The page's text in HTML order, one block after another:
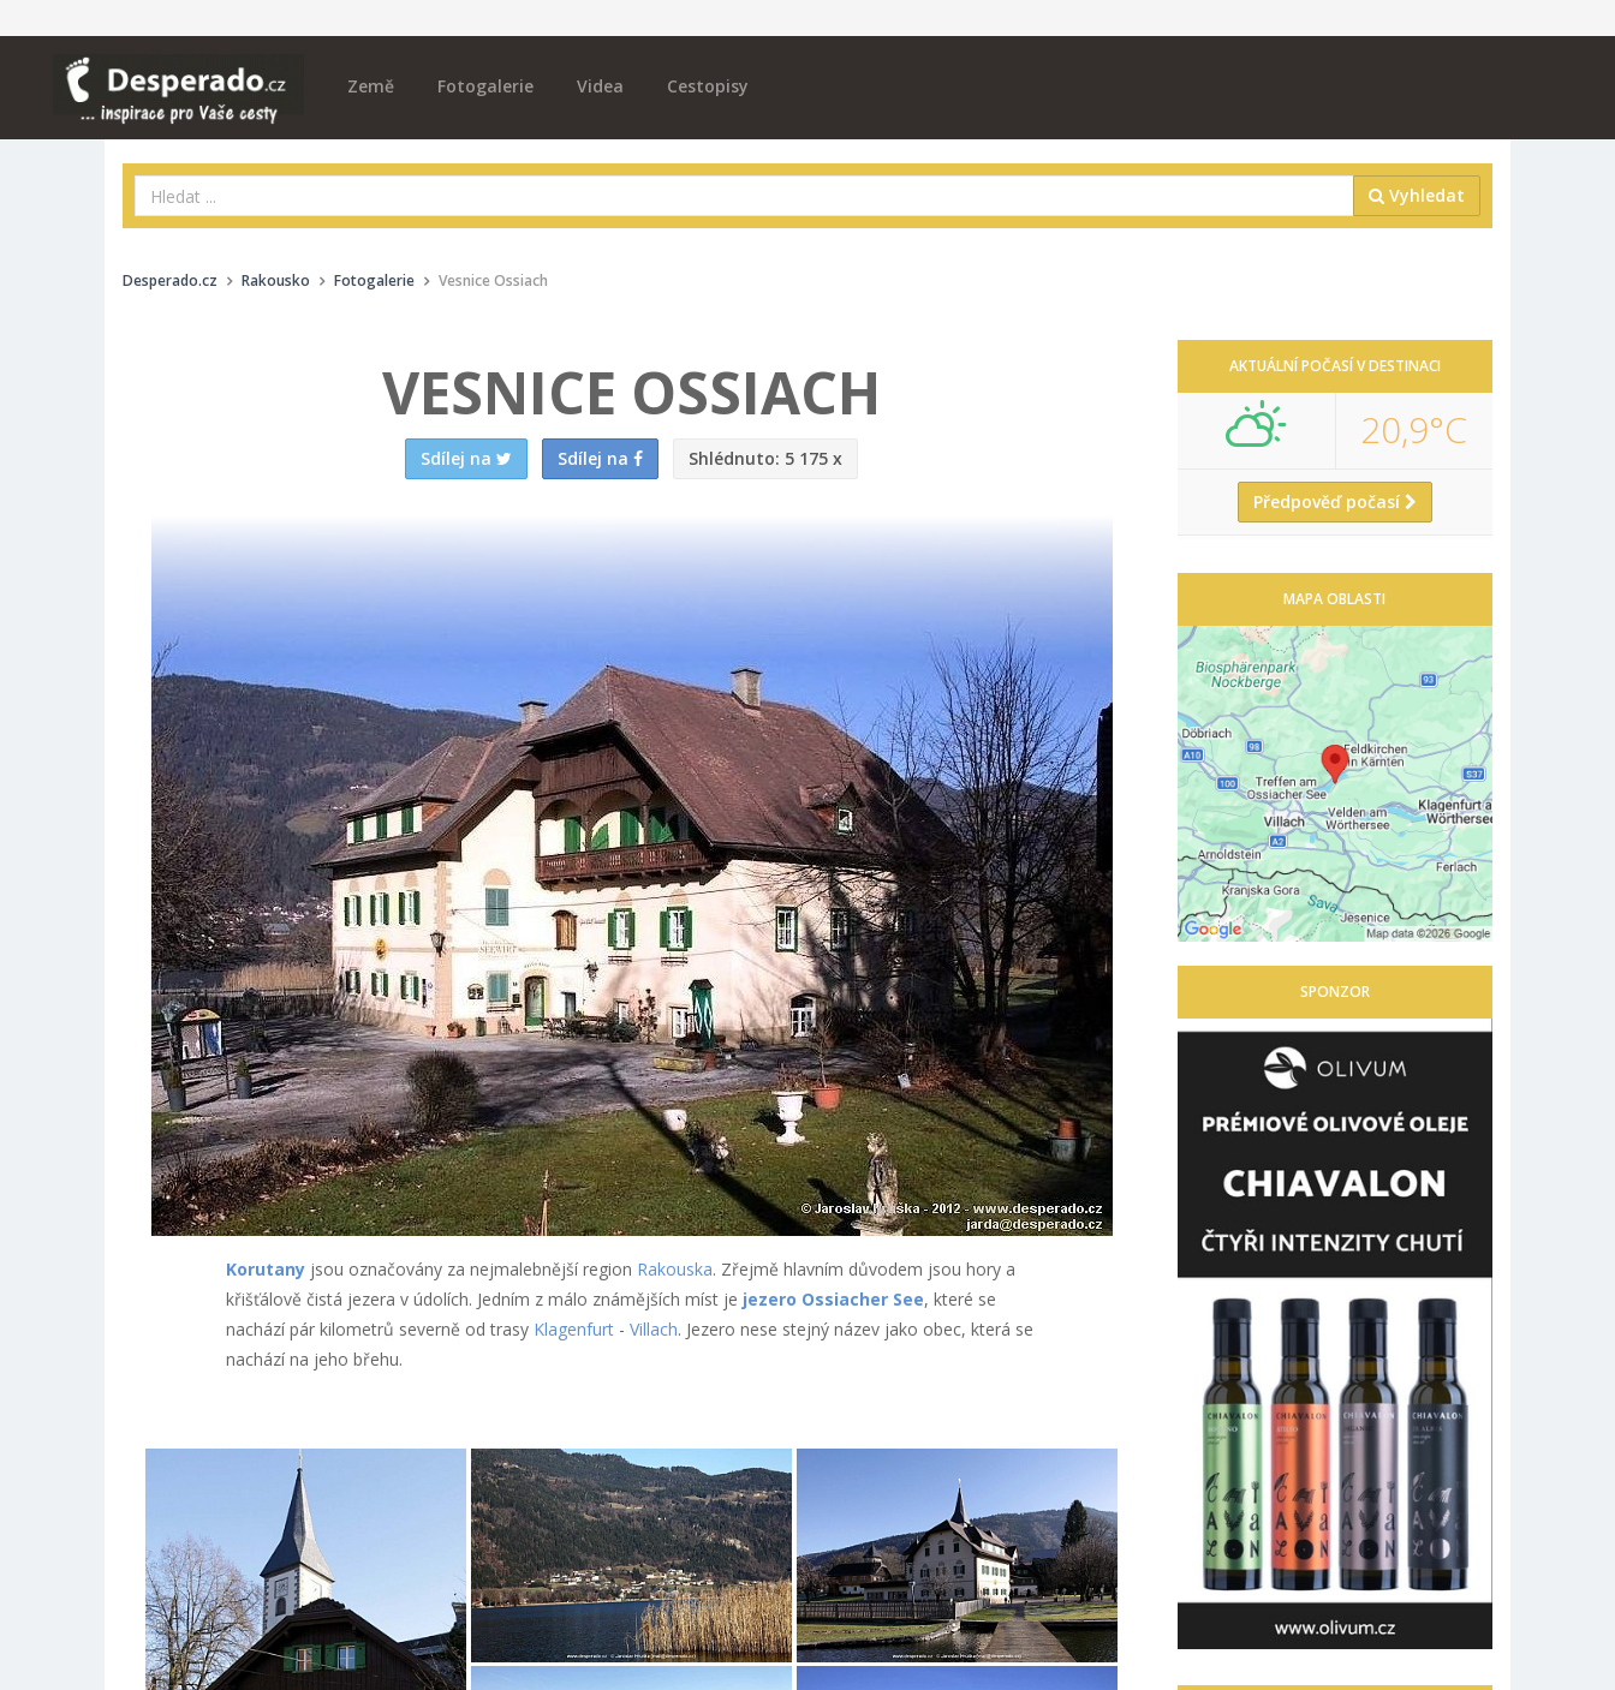
Země Fotogalerie Videa Cestopisy
Vyhledat
Desperado.cz Rakousko Fotogalerie Vesnice Ossiach
VESNICE OSSIACH
Sdílej na Sdílej na Shlédnuto: 5 175 x
Korutanyjsou označovány za nejmalebnější region Rakouska. Zřejmě hlavním důvodem jsou hory a
křišťálově čistá jezera v údolích. Jedním z málo známějších míst je jezero Ossiacher See, které se
nachází pár kilometrů severně od trasy Klagenfurt- Villach. Jezero nese stejný název jako obec, která se
nachází na jeho břehu.
AKTUÁLNÍ POČASÍ V DESTINACI
20,9°C
Předpověď počasí
MAPA OBLASTI
SPONZOR